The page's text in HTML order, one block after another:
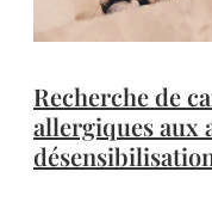
Recherche de
allergiques aux